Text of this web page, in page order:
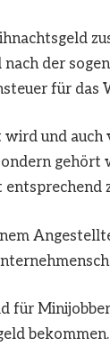
der
für das
und auch
gehört
entsprechend
für